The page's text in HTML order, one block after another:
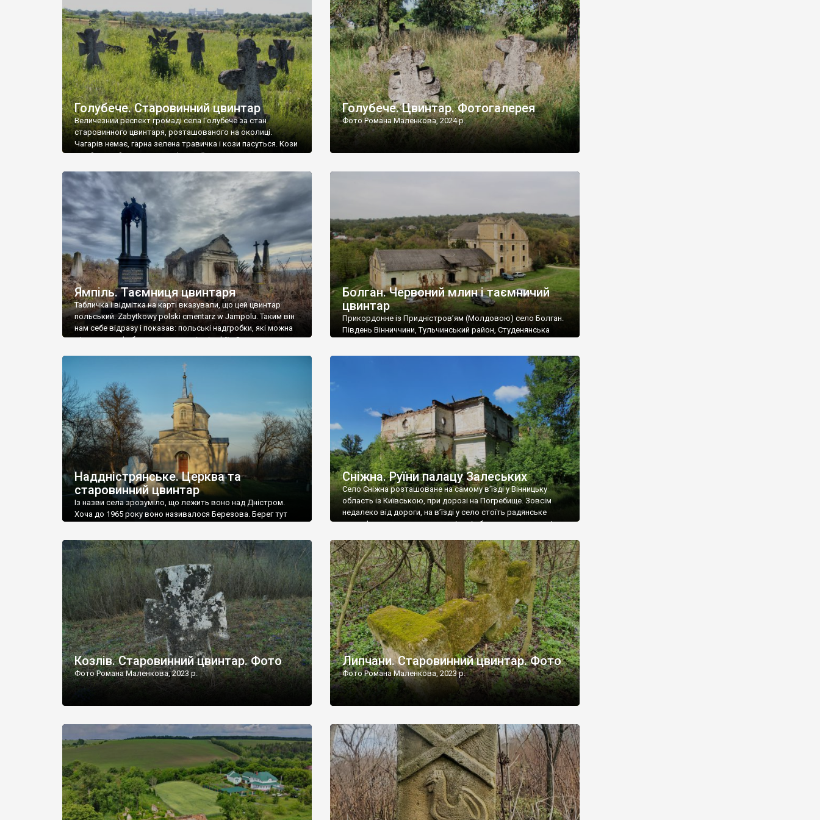
[…]
Голубече. Старовинний цвинтар
Величезний респект громаді села Голубече за стан
старовинного цвинтаря, розташованого на околиці.
Чагарів немає, гарна зелена травичка і кози пасуться. Кози
– найкращий регулятор шкідливої, для старих кладовищ,
бруньками, кози ті бруньки обгризають, бо то улюблений
делікатес. На цвинтарі у Голубечому ціла колекція
різноманітних форм хрестів. Село відносно невелике, […]
Голубече. Цвинтар. Фотогалерея
Фото Романа Маленкова, 2024 р.
Ямпіль. Таємниця цвинтаря
Табличка і відмітка на карті вказували, що цей цвинтар
польський. Zabytkowy polski cmentarz w Jampolu. Таким він
нам себе відразу і показав: польські надгробки, які можна
віднести до фабричних, польські епітафії… Загалом цвинтар
виявилося більше семи гектарів. Перше враження про
абсолютну звичайність польського цвинтаря виявилося
оманливим – […]
Болган. Червоний млин і таємничий
цвинтар
Прикордонне із Придністров’ям (Молдовою) село Болган.
Південь Вінниччини, Тульчинський район, Студенянська
старовинний цвинтар із кам’яними хрестами. Всі епітафії, які
збереглися, написані кирилицею, церковнослов’янською
мовою. За всіма традиційними ознаками – цвинтар
український. Хрести датуються 19 століттям. У 1924-1940
роках Болган […]
Наддністрянське. Церква та
старовинний цвинтар
Із назви села зрозуміло, що лежить воно над Дністром.
Хоча до 1965 року воно називалося Березова. Берег тут
Наддністрянське відрізняється від більшості навколишніх
сіл. У селі є мурована Михайлівська церква. Точної дати […]
Сніжна. Руїни палацу Залеських
Село Сніжна розташоване на самому в’їзді у Вінницьку
область із Київською, при дорозі на Погребище. Зовсім
недалеко від дороги, на в’їзді у село стоїть радянське
рельєфне пано, яке показує жінку і яблуню, а трохи далі,
дороги їх не видно, але видно дві стареньких колії у траві –
[…]
Козлів. Старовинний цвинтар. Фото
Фото Романа Маленкова, 2023 р.
Липчани. Старовинний цвинтар. Фото
Фото Романа Маленкова, 2023 р.